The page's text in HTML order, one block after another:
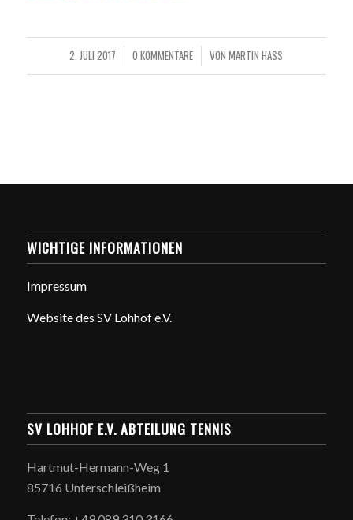
2. JULI 2017
/ 0 KOMMENTARE
/ VONMARTIN HASS
WICHTIGE INFORMATIONEN
Impressum
Website des SV Lohhof e.V.
SV LOHHOF E.V. ABTEILUNG TENNIS
Hartmut-Hermann-Weg 1
85716 Unterschleißheim